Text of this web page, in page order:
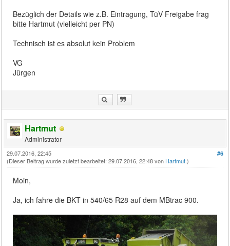
Bezüglich der Details wie z.B. Eintragung, TüV Freigabe frag
bitte Hartmut (vielleicht per PN)
Technisch ist es absolut kein Problem
VG
Jürgen
Hartmut
Administrator
#6
29.07.2016, 22:45
(Dieser Beitrag wurde zuletzt bearbeitet: 29.07.2016, 22:48 von Hartmut.)
Moin,
Ja, ich fahre die BKT in 540/65 R28 auf dem MBtrac 900.